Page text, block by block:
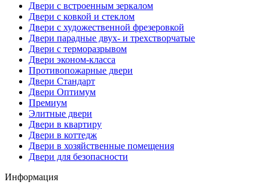
Двери с встроенным зеркалом
Двери с ковкой и стеклом
Двери с художественной фрезеровкой
Двери парадные двух- и трехстворчатые
Двери с терморазрывом
Двери эконом-класса
Противопожарные двери
Двери Стандарт
Двери Оптимум
Премиум
Элитные двери
Двери в квартиру
Двери в коттедж
Двери в хозяйственные помещения
Двери для безопасности
Информация